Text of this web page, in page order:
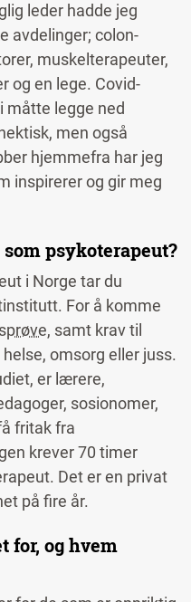
leder hadde jeg
avdelinger; colon-
muskelterapeuter,
og en lege. Covid-
måtte legge ned
men også
hjemmefra har jeg
inspirerer og gir meg
psykoterapeut?
i Norge tar du
For å komme
, samt krav til
helse, omsorg eller juss.
er lærere,
sosionomer,
fritak fra
krever 70 timer
Det er en privat
på fire år.
for, og hvem